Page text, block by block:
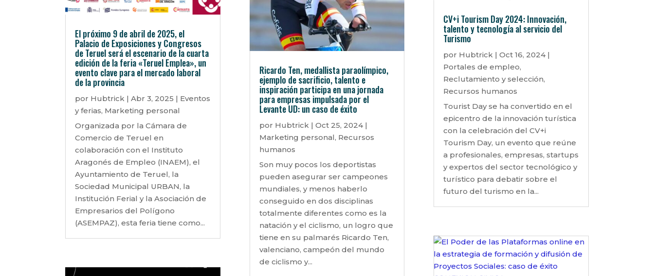
El próximo 9 de abril de 2025, el
Palacio de Exposiciones y Congresos
de Teruel será el escenario de la cuarta
edición de la feria «Teruel Emplea», un
evento clave para el mercado laboral
de la provincia
por Hubtrick |Abr 3, 2025 | Eventos
y ferias, Marketing personal
Organizada por la Cámara de
Comercio de Teruel en
colaboración con el Instituto
Aragonés de Empleo (INAEM), el
Ayuntamiento de Teruel, la
Sociedad Municipal URBAN, la
Institución Ferial y la Asociación de
Empresarios del Polígono
(ASEMPAZ), esta feria tiene como...
Ricardo Ten, medallista paraolímpico,
ejemplo de sacrificio, talento e
inspiración participa en una jornada
para empresas impulsada por el
Levante UD: un caso de éxito
por Hubtrick | Oct 25, 2024|
Marketing personal, Recursos
humanos
Son muy pocos los deportistas
pueden asegurar ser campeones
mundiales, y menos haberlo
conseguido en dos disciplinas
totalmente diferentes como es la
natación y el ciclismo, un logro que
tiene en su palmarés Ricardo Ten,
valenciano, campeón del mundo
de ciclismo y...
CV+i Tourism Day 2024: Innovación,
talento y tecnología al servicio del
Turismo
por Hubtrick | Oct 16, 2024|
Portales de empleo,
Reclutamiento y selección,
Recursos humanos
Tourist Day se ha convertido en el
epicentro de la innovación turística
con la celebración del CV+i
Tourism Day, un evento que reúne
a profesionales, empresas, startups
y expertos del sector tecnológico y
turístico para debatir sobre el
futuro del turismo en la...